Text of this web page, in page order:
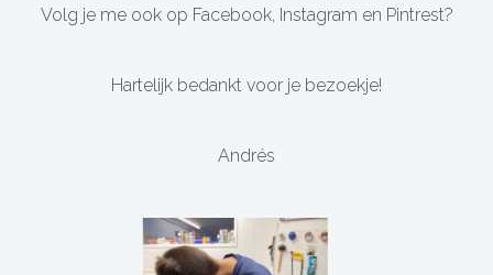
Volg je me ook op Facebook, Instagram en Pintrest?
Hartelijk bedankt voor je bezoekje!
Andrés